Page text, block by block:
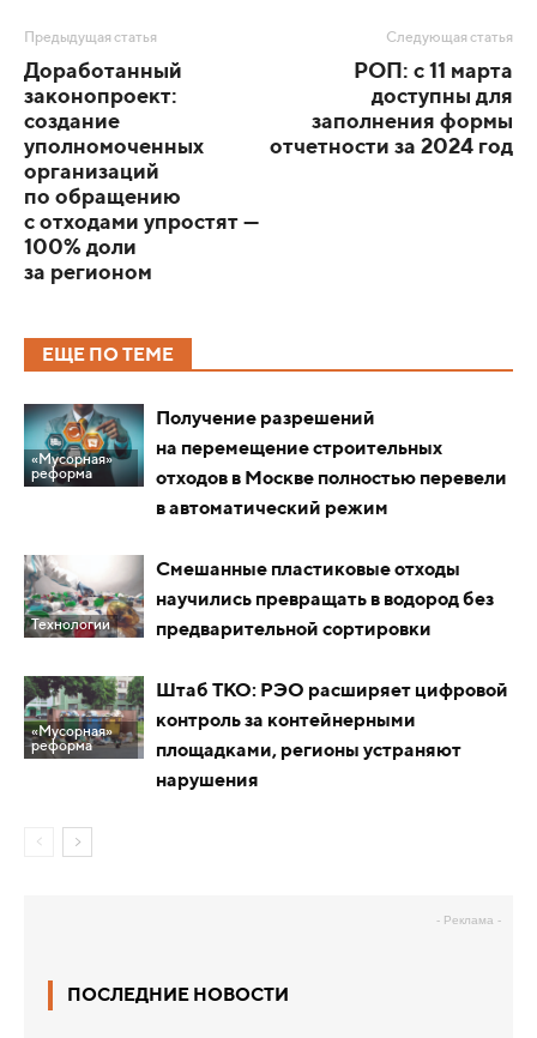
Предыдущая статья
Доработанный
законопроект:
создание
уполномоченных
организаций
по обращению
с отходами упростят —
100% доли
за регионом
Следующая статья
РОП: с 11 марта
доступны для
заполнения формы
отчетности за 2024 год
ЕЩЕ ПО ТЕМЕ
«Мусорная»
реформа
Получение разрешений
на перемещение строительных
отходов в Москве полностью перевели
в автоматический режим
Технологии
Смешанные пластиковые отходы
научились превращать в водород без
предварительной сортировки
«Мусорная»
реформа
Штаб ТКО: РЭО расширяет цифровой
контроль за контейнерными
площадками, регионы устраняют
нарушения
- Реклама -
ПОСЛЕДНИЕ НОВОСТИ